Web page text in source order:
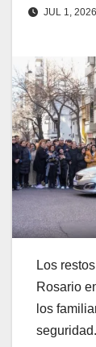
JUL 1, 2026
Los
Rosario
los
seguridad.